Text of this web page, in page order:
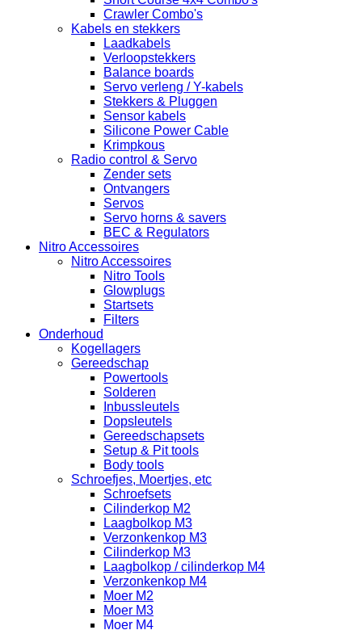
Crawler Combo's
Kabels en stekkers
Laadkabels
Verloopstekkers
Balance boards
Servo verleng / Y-kabels
Stekkers & Pluggen
Sensor kabels
Silicone Power Cable
Krimpkous
Radio control & Servo
Zender sets
Ontvangers
Servos
Servo horns & savers
BEC & Regulators
Nitro Accessoires
Nitro Accessoires
Nitro Tools
Glowplugs
Startsets
Filters
Onderhoud
Kogellagers
Gereedschap
Powertools
Solderen
Inbussleutels
Dopsleutels
Gereedschapsets
Setup & Pit tools
Body tools
Schroefjes, Moertjes, etc
Schroefsets
Cilinderkop M2
Laagbolkop M3
Verzonkenkop M3
Cilinderkop M3
Laagbolkop / cilinderkop M4
Verzonkenkop M4
Moer M2
Moer M3
Moer M4